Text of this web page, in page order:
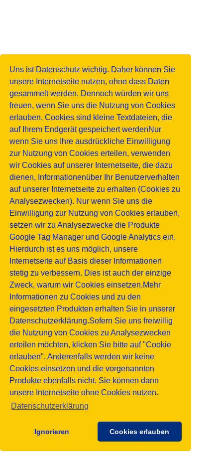
Uns ist Datenschutz wichtig. Daher können Sie
unsere Internetseite nutzen, ohne dass Daten
gesammelt werden. Dennoch würden wir uns
freuen, wenn Sie uns die Nutzung von Cookies
erlauben. Cookies sind kleine Textdateien, die
auf Ihrem Endgerät gespeichert werdenNur
wenn Sie uns Ihre ausdrückliche Einwilligung
zur Nutzung von Cookies erteilen, verwenden
wir Cookies auf unserer Internetseite, die dazu
dienen, Informationenüber Ihr Benutzerverhalten
auf unserer Internetseite zu erhalten (Cookies zu
Analysezwecken). Nur wenn Sie uns die
Einwilligung zur Nutzung von Cookies erlauben,
setzen wir zu Analysezwecke die Produkte
Google Tag Manager und Google Analytics ein.
Hierdurch ist es uns möglich, unsere
Internetseite auf Basis dieser Informationen
stetig zu verbessern. Dies ist auch der einzige
Zweck, warum wir Cookies einsetzen.Mehr
Informationen zu Cookies und zu den
eingesetzten Produkten erhalten Sie in unserer
Datenschutzerklärung.Sofern Sie uns freiwillig
die Nutzung von Cookies zu Analysezwecken
erteilen möchten, klicken Sie bitte auf "Cookie
erlauben". Anderenfalls werden wir keine
Cookies einsetzen und die vorgenannten
Produkte ebenfalls nicht. Sie können dann
unsere Internetseite ohne Cookies nutzen.
Datenschutzerklärung
Ignorieren Cookies erlauben